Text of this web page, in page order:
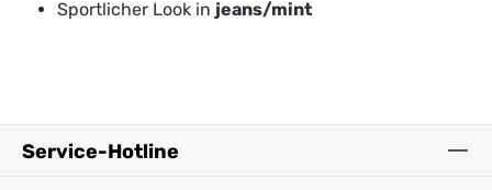
Sportlicher Look in jeans/mint
Service-Hotline